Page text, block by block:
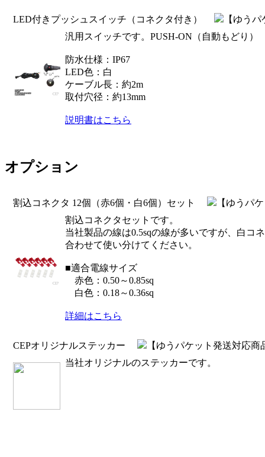
LED付きプッシュスイッチ（コネクタ付き）
【ゆう
汎用スイッチです。PUSH-ON（自動もどり）
防水仕様：IP67
LED色：白
ケーブル長：約2m
取付穴径：約13mm
説明書はこちら
オプション
割込コネクタ 12個（赤6個・白6個）セット
【ゆうパ
割込コネクタセットです。
当社製品の線は0.5sqの線が多いですが、白コ
合わせて使い分けてください。
■適合電線サイズ
赤色：0.50～0.85sq
白色：0.18～0.36sq
詳細はこちら
CEPオリジナルステッカー
【ゆうパケット発送対応
当社オリジナルのステッカーです。